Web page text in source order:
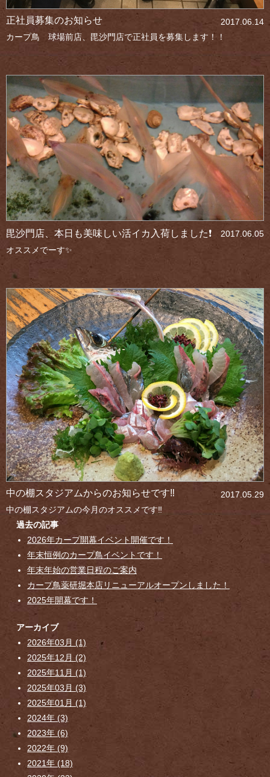
2017.06.14
正社員募集のお知らせ
カープ鳥 球場前店、毘沙門店で正社員を募集します！！
2017.06.05
毘沙門店、本日も美味しい活イカ入荷しました❗
オススメでーす✨
2017.05.29
中の棚スタジアムからのお知らせです‼
中の棚スタジアムの今月のオススメです‼
過去の記事
2026年カープ開幕イベント開催です！
年末恒例のカープ鳥イベントです！
年末年始の営業日程のご案内
カープ鳥薬研堀本店リニューアルオープンしました！
2025年開幕です！
アーカイブ
2026年03月 (1)
2025年12月 (2)
2025年11月 (1)
2025年03月 (3)
2025年01月 (1)
2024年 (3)
2023年 (6)
2022年 (9)
2021年 (18)